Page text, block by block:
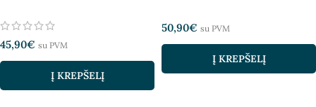
45,90€ su PVM
Į KREPŠELĮ
50,90€ su PVM
Į KREPŠELĮ